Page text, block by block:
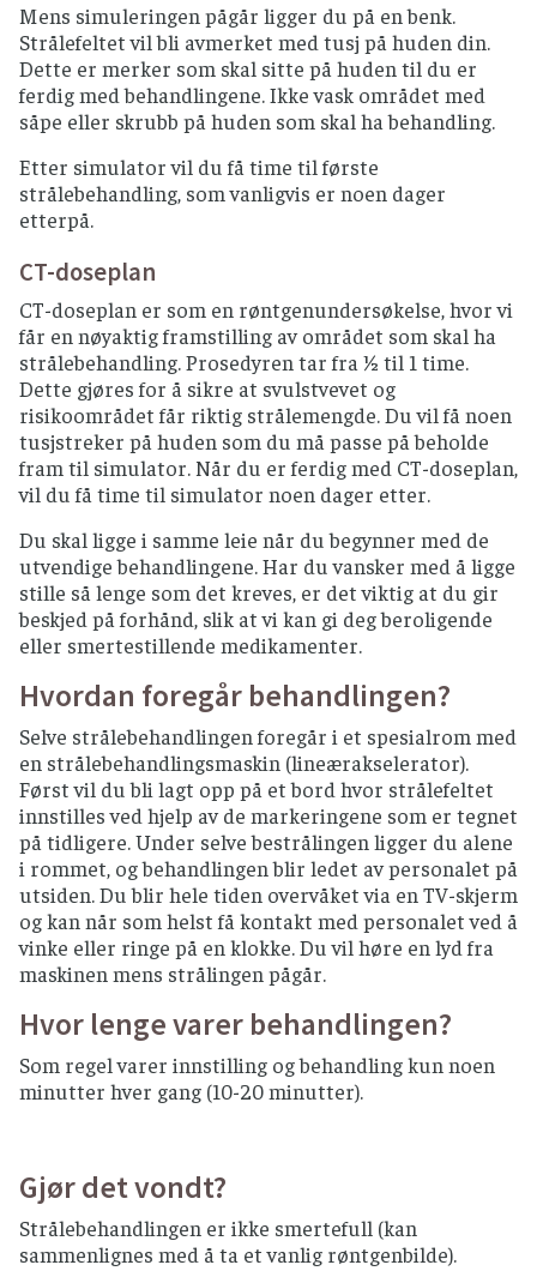
Mens simuleringen pågår ligger du på en benk.
Strålefeltet vil bli avmerket med tusj på huden din.
Dette er merker som skal sitte på huden til du er
ferdig med behandlingene. Ikke vask området med
såpe eller skrubb på huden som skal ha behandling.
Etter simulator vil du få time til første
strålebehandling, som vanligvis er noen dager
etterpå.
CT-doseplan
CT-doseplan er som en røntgenundersøkelse, hvor vi
får en nøyaktig framstilling av området som skal ha
strålebehandling. Prosedyren tar fra ½ til 1 time.
Dette gjøres for å sikre at svulstvevet og
risikoområdet får riktig strålemengde. Du vil få noen
tusjstreker på huden som du må passe på beholde
fram til simulator. Når du er ferdig med CT-doseplan,
vil du få time til simulator noen dager etter.
Du skal ligge i samme leie når du begynner med de
utvendige behandlingene. Har du vansker med å ligge
stille så lenge som det kreves, er det viktig at du gir
beskjed på forhånd, slik at vi kan gi deg beroligende
eller smertestillende medikamenter.
Hvordan foregår behandlingen?
Selve strålebehandlingen foregår i et spesialrom med
en strålebehandlingsmaskin (lineærakselerator).
Først vil du bli lagt opp på et bord hvor strålefeltet
innstilles ved hjelp av de markeringene som er tegnet
på tidligere. Under selve bestrålingen ligger du alene
i rommet, og behandlingen blir ledet av personalet på
utsiden. Du blir hele tiden overvåket via en TV-skjerm
og kan når som helst få kontakt med personalet ved å
vinke eller ringe på en klokke. Du vil høre en lyd fra
maskinen mens strålingen pågår.
Hvor lenge varer behandlingen?
Som regel varer innstilling og behandling kun noen
minutter hver gang (10-20 minutter).
Gjør det vondt?
Strålebehandlingen er ikke smertefull (kan
sammenlignes med å ta et vanlig røntgenbilde).